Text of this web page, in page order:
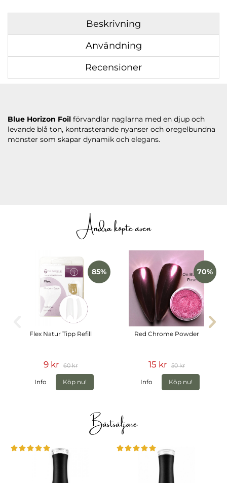
Beskrivning
Användning
Recensioner
Blue Horizon Foil förvandlar naglarna med en djup och
levande blå ton, kontrasterande nyanser och oregelbundna
mönster som skapar dynamik och elegans.
Andra köpte även
85%
Flex Natur Tipp Refill
9 kr 60 kr
Info Köp nu!
70%
Red Chrome Powder
15 kr 50 kr
Info Köp nu!
Bästsäljare